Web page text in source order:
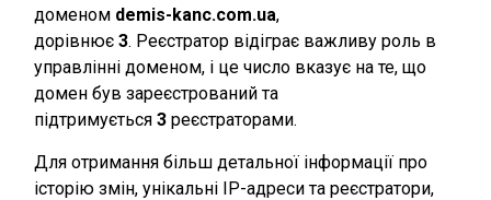
доменом demis-kanc.com.ua,
дорівнює 3. Реєстратор відіграє важливу роль в
управлінні доменом, і це число вказує на те, що
домен був зареєстрований та
підтримується 3 реєстраторами.
Для отримання більш детальної інформації про
історію змін, унікальні IP-адреси та реєстратори,